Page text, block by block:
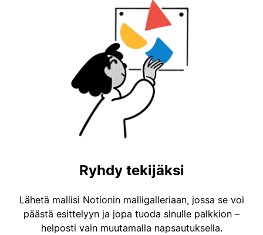
Ryhdy tekijäksi
Lähetä mallisi Notionin malligalleriaan, jossa se voi
päästä esittelyyn ja jopa tuoda sinulle palkkion –
helposti vain muutamalla napsautuksella.